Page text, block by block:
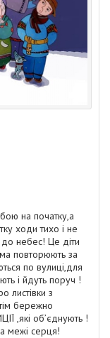
на початку,а
ходи тихо і не
небес! Це діти
повторюють за
по вулиці,для
і йдуть поруч !
листівки з
бережно
,які об’єднують !
межі серця!